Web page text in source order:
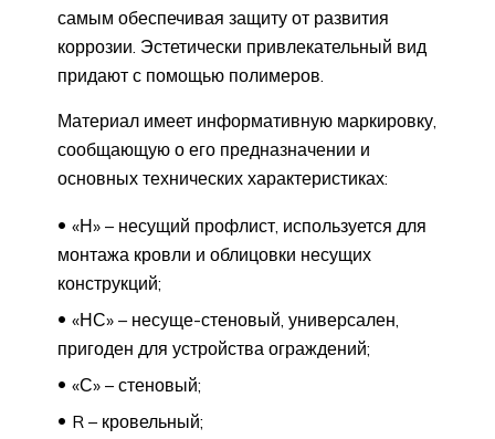
самым обеспечивая защиту от развития
коррозии. Эстетически привлекательный вид
придают с помощью полимеров.
Материал имеет информативную маркировку,
сообщающую о его предназначении и
основных технических характеристиках:
«Н» – несущий профлист, используется для
монтажа кровли и облицовки несущих
конструкций;
«НС» – несуще-стеновый, универсален,
пригоден для устройства ограждений;
«С» – стеновый;
R – кровельный;